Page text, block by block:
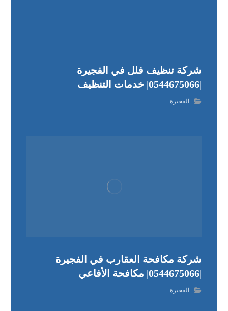
شركة تنظيف فلل في الفجيرة
|0544675066| خدمات التنظيف
الفجيرة
شركة مكافحة العقارب في الفجيرة
|0544675066| مكافحة الأفاعي
الفجيرة